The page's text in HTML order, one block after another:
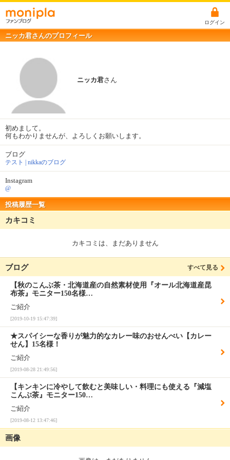
ログイン
ニッカ君さんのプロフィール
ニッカ君さん
初めまして。
何もわかりませんが、よろしくお願いします。
ブログ
テスト | nikkaのブログ
Instagram
@
投稿履歴一覧
カキコミ
カキコミは、まだありません
ブログ すべて見る
【秋のこんぶ茶・北海道産の自然素材使用『オール北海道産昆
布茶』モニター150名様…
ご紹介
[2019-10-19 15:47:39]
★スパイシーな香りが魅力的なカレー味のおせんべい【カレー
せん】15名様！
ご紹介
[2019-08-28 21:49:56]
【キンキンに冷やして飲むと美味しい・料理にも使える『減塩
こんぶ茶』モニター150…
ご紹介
[2019-08-12 13:47:46]
画像